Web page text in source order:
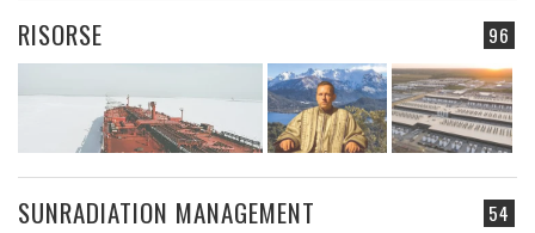
96
RISORSE
54
SUNRADIATION MANAGEMENT